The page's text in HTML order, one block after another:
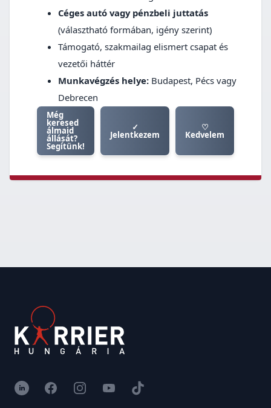
Céges autó vagy pénzbeli juttatás
(választható formában, igény szerint)
Támogató, szakmailag elismert csapat és
vezetői háttér
Munkavégzés helye: Budapest, Pécs vagy
Debrecen
Még
keresed
álmaid
állását?
Segítünk!
✓
Jelentkezem
♡
Kedvelem
LinkedInFacebookInstagramYouTubeTikTok